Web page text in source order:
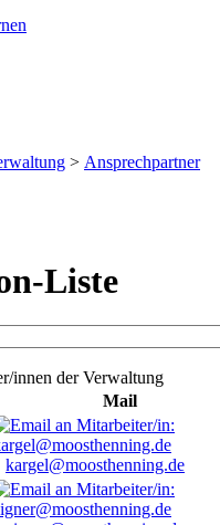
> Ansprechpartner
Liste
innen der Verwaltung
Mail
kargel@moosthenning.de